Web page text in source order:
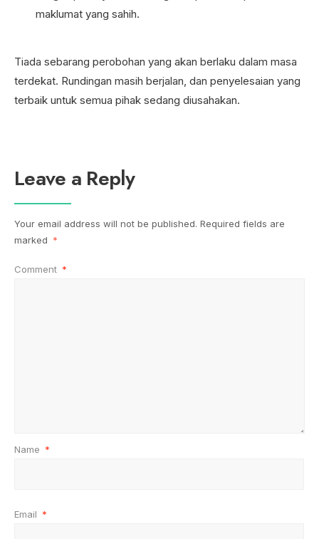
maklumat yang sahih.
Tiada sebarang perobohan yang akan berlaku dalam masa
terdekat. Rundingan masih berjalan, dan penyelesaian yang
terbaik untuk semua pihak sedang diusahakan.
Leave a Reply
Your email address will not be published. Required fields are
marked *
Comment *
Name *
Email *